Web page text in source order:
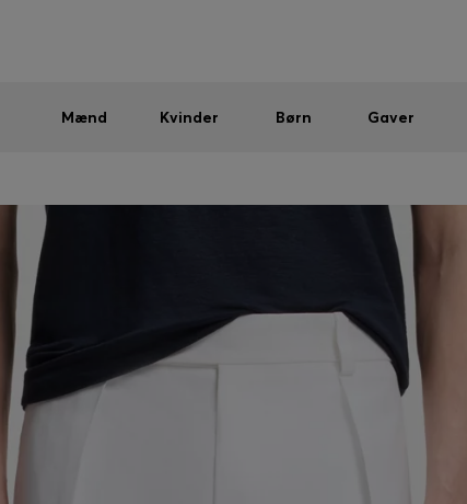
Mænd Kvinder Børn Gaver